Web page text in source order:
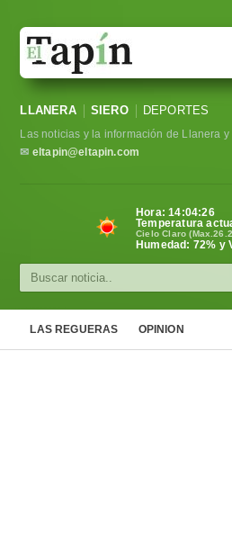
Sociedad
Política
Cultura
LLANERA SIERO DEPORTES
Las noticias y la información de Llanera y
✉ eltapin@eltapin.com
Hora:14:04:27
Temperatura
Cielo Claro
Humedad: 72% y
LAS REGUERAS OPINION